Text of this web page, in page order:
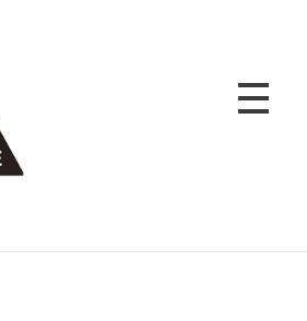
category: